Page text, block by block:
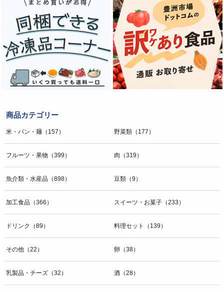
商品カテゴリー
米・パン・麺（157） 野菜類（177）
フルーツ・果物（399） 肉（319）
魚介類・水産品（898） 豆類（9）
加工食品（366） スイーツ・お菓子（233）
ドリンク（89） 料理セット（139）
その他（22） 卵（38）
乳製品・チーズ（32） 酒（28）